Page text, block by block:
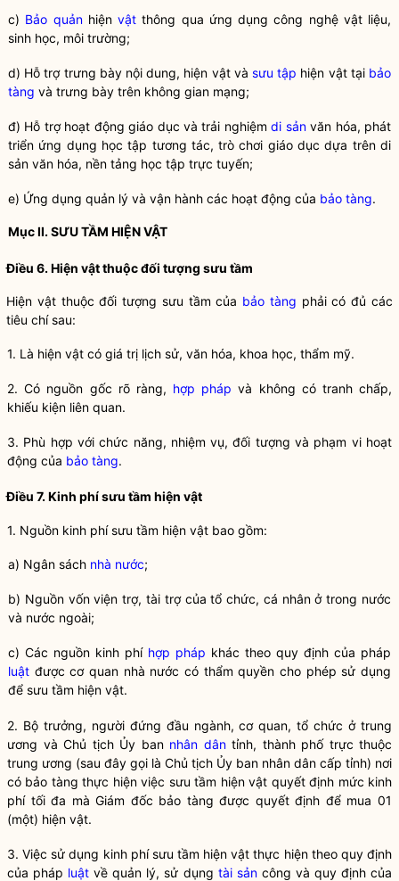
c) Bảo quảnhiện vật thông qua ứng dụng công nghệ vậtliệu,
sinh học, môi trường;
d) Hỗ trợ trưng bày nội dung, hiện vật và sưu tập hiện vật tại bảo
tàng và trưng bày trên không gian mạng;
đ) Hỗ trợ hoạt động giáo dục và trải nghiệmdi sảnvăn hóa, phát
triển ứng dụng học tập tương tác, trò chơi giáo dục dựa trên di
sản văn hóa, nền tảng học tập trực tuyến;
e) Ứng dụng quản lý và vận hành các hoạt động của bảo tàng.
Mục II. SƯU TẦM HIỆN VẬT
Điều 6. Hiện vật thuộc đối tượng sưu tầm
Hiện vật thuộc đối tượng sưu tầm của bảo tàng phải có đủ các
tiêu chí sau:
1. Là hiện vật có giá trị lịch sử, văn hóa, khoa học, thẩm mỹ.
2. Có nguồn gốc rõ ràng, hợp pháp và không có tranh chấp,
khiếu kiện liên quan.
3. Phù hợp với chức năng, nhiệm vụ, đối tượng và phạm vi hoạt
động của bảo tàng.
Điều 7. Kinh phí sưu tầm hiện vật
1. Nguồn kinh phí sưu tầm hiện vật bao gồm:
a) Ngân sách nhà nước;
b) Nguồn vốn viện trợ, tài trợ của tổ chức, cá nhân ở trong nước
và nước ngoài;
c) Các nguồn kinh phí hợp pháp khác theo quy định của pháp
luật được cơ quan nhà nước có thẩmquyền cho phép sử dụng
để sưu tầm hiện vật.
2. Bộ trưởng, người đứng đầu ngành, cơ quan, tổ chức ở trung
ương và Chủ tịch Ủy ban nhân dântỉnh, thành phố trực thuộc
trung ương (sau đây gọi là Chủ tịch Ủy ban nhân dân cấp tỉnh) nơi
có bảo tàng thực hiện việc sưu tầm hiện vật quyết định mức kinh
phí tối đa mà Giám đốc bảo tàng được quyết định để mua 01
(một) hiện vật.
3. Việc sử dụng kinh phí sưu tầm hiện vật thực hiện theo quy định
của pháp luật về quản lý, sử dụng tài sảncông và quy định của